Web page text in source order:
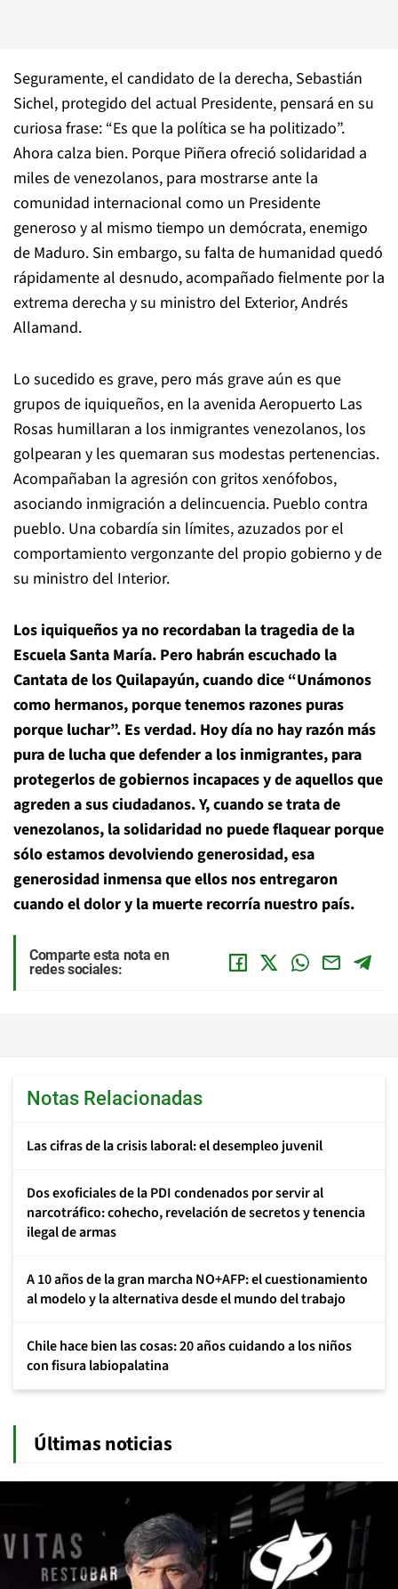
Seguramente, el candidato de la derecha, Sebastián
Sichel, protegido del actual Presidente, pensará en su
curiosa frase: “Es que la política se ha politizado”.
Ahora calza bien. Porque Piñera ofreció solidaridad a
miles de venezolanos, para mostrarse ante la
comunidad internacional como un Presidente
generoso y al mismo tiempo un demócrata, enemigo
de Maduro. Sin embargo, su falta de humanidad quedó
rápidamente al desnudo, acompañado fielmente por la
extrema derecha y su ministro del Exterior, Andrés
Allamand.
Lo sucedido es grave, pero más grave aún es que
grupos de iquiqueños, en la avenida Aeropuerto Las
Rosas humillaran a los inmigrantes venezolanos, los
golpearan y les quemaran sus modestas pertenencias.
Acompañaban la agresión con gritos xenófobos,
asociando inmigración a delincuencia. Pueblo contra
pueblo. Una cobardía sin límites, azuzados por el
comportamiento vergonzante del propio gobierno y de
su ministro del Interior.
Los iquiqueños ya no recordaban la tragedia de la
Escuela Santa María. Pero habrán escuchado la
Cantata de los Quilapayún, cuando dice “Unámonos
como hermanos, porque tenemos razones puras
porque luchar”. Es verdad. Hoy día no hay razón más
pura de lucha que defender a los inmigrantes, para
protegerlos de gobiernos incapaces y de aquellos que
agreden a sus ciudadanos. Y, cuando se trata de
venezolanos, la solidaridad no puede flaquear porque
sólo estamos devolviendo generosidad, esa
generosidad inmensa que ellos nos entregaron
cuando el dolor y la muerte recorría nuestro país.
Comparte esta nota en
redes sociales:
Notas Relacionadas
Las cifras de la crisis laboral: el desempleo juvenil
Dos exoficiales de la PDI condenados por servir al
narcotráfico: cohecho, revelación de secretos y tenencia
ilegal de armas
A 10 años de la gran marcha NO+AFP: el cuestionamiento
al modelo y la alternativa desde el mundo del trabajo
Chile hace bien las cosas: 20 años cuidando a los niños
con fisura labiopalatina
Últimas noticias